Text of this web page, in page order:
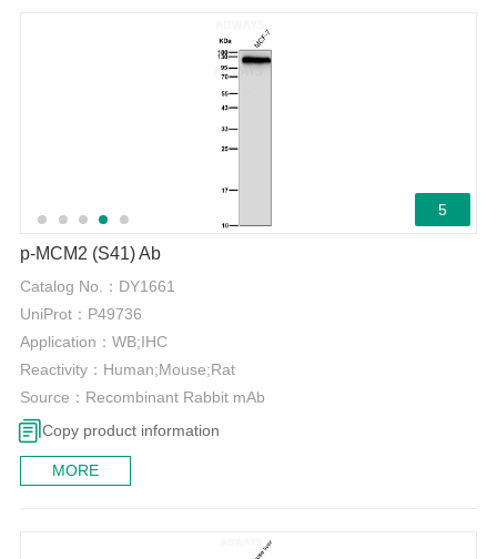
5
p-MCM2 (S41) Ab
Catalog No.： DY1661
UniProt： P49736
Application： WB;IHC
Reactivity： Human;Mouse;Rat
Source： Recombinant Rabbit mAb
Copy product information
MORE